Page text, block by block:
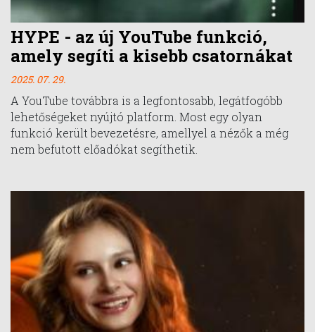
HYPE - az új YouTube funkció,
amely segíti a kisebb csatornákat
2025. 07. 29.
A YouTube továbbra is a legfontosabb, legátfogóbb
lehetőségeket nyújtó platform. Most egy olyan
funkció került bevezetésre, amellyel a nézők a még
nem befutott előadókat segíthetik.